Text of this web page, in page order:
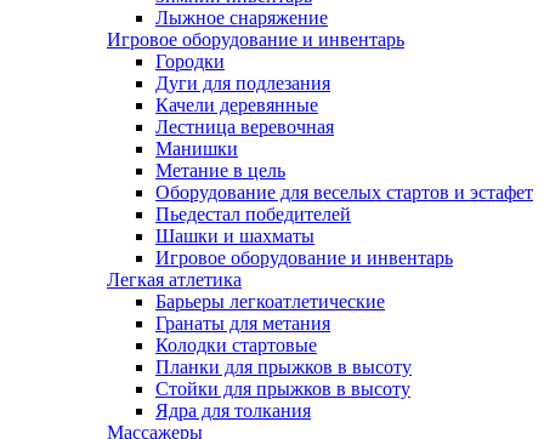
Лыжное снаряжение
Игровое оборудование и инвентарь
Городки
Дуги для подлезания
Качели деревянные
Лестница веревочная
Манишки
Метание в цель
Оборудование для веселых стартов и эстафет
Пьедестал победителей
Шашки и шахматы
Игровое оборудование и инвентарь
Легкая атлетика
Барьеры легкоатлетические
Гранаты для метания
Колодки стартовые
Планки для прыжков в высоту
Стойки для прыжков в высоту
Ядра для толкания
Массажеры